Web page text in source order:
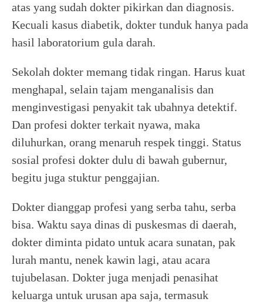
atas yang sudah dokter pikirkan dan diagnosis.
Kecuali kasus diabetik, dokter tunduk hanya pada
hasil laboratorium gula darah.
Sekolah dokter memang tidak ringan. Harus kuat
menghapal, selain tajam menganalisis dan
menginvestigasi penyakit tak ubahnya detektif.
Dan profesi dokter terkait nyawa, maka
diluhurkan, orang menaruh respek tinggi. Status
sosial profesi dokter dulu di bawah gubernur,
begitu juga stuktur penggajian.
Dokter dianggap profesi yang serba tahu, serba
bisa. Waktu saya dinas di puskesmas di daerah,
dokter diminta pidato untuk acara sunatan, pak
lurah mantu, nenek kawin lagi, atau acara
tujubelasan. Dokter juga menjadi penasihat
keluarga untuk urusan apa saja, termasuk